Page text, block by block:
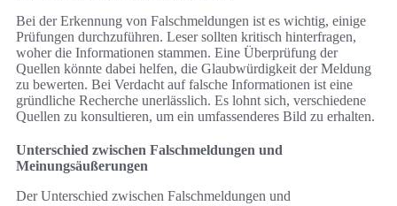
Bei der Erkennung von Falschmeldungen ist es wichtig, einige
Prüfungen durchzuführen. Leser sollten kritisch hinterfragen,
woher die Informationen stammen. Eine Überprüfung der
Quellen könnte dabei helfen, die Glaubwürdigkeit der Meldung
zu bewerten. Bei Verdacht auf falsche Informationen ist eine
gründliche Recherche unerlässlich. Es lohnt sich, verschiedene
Quellen zu konsultieren, um ein umfassenderes Bild zu erhalten.
Unterschied zwischen Falschmeldungen und
Meinungsäußerungen
Der Unterschied zwischen Falschmeldungen und